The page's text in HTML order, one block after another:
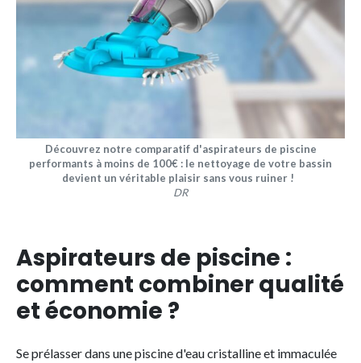
Découvrez notre comparatif d'aspirateurs de piscine
performants à moins de 100€ : le nettoyage de votre bassin
devient un véritable plaisir sans vous ruiner !
DR
Aspirateurs de piscine :
comment combiner qualité
et économie ?
Se prélasser dans une piscine d'eau cristalline et immaculée